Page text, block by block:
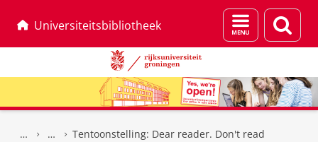
Universiteitsbibliotheek
Menu
en
Tentoonstelling: Dear reader. Don't read